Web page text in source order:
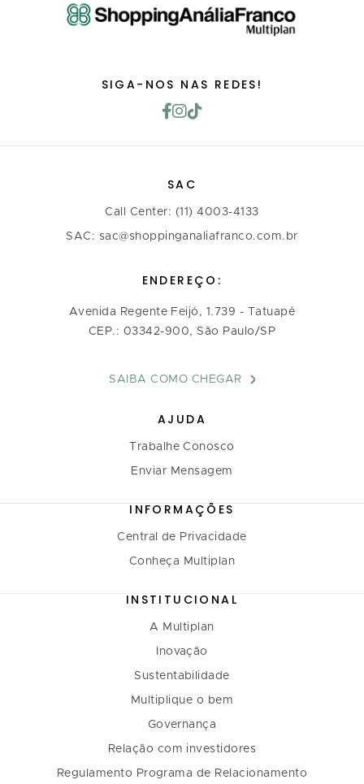
SIGA-NOS NAS REDES!
SAC
Call Center: (11) 4003-4133
SAC: sac@shoppinganaliafranco.com.br
ENDEREÇO:
Avenida Regente Feijó, 1.739 - Tatuapé
CEP.: 03342-900, São Paulo/SP
SAIBA COMO CHEGAR
AJUDA
Trabalhe Conosco
Enviar Mensagem
INFORMAÇÕES
Central de Privacidade
Conheça Multiplan
INSTITUCIONAL
A Multiplan
Inovação
Sustentabilidade
Multiplique o bem
Governança
Relação com investidores
Regulamento Programa de Relacionamento